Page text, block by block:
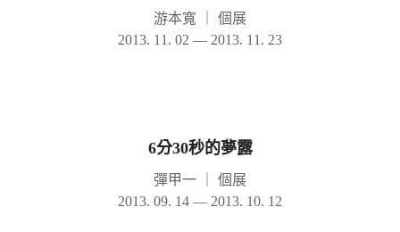
游本寬
個展
2013. 11. 02 — 2013. 11. 23
6分30秒的夢露
彈甲一
個展
2013. 09. 14 — 2013. 10. 12